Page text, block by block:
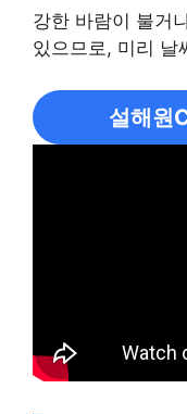
강한 바람이 불거
있으므로, 미리 날
설해원